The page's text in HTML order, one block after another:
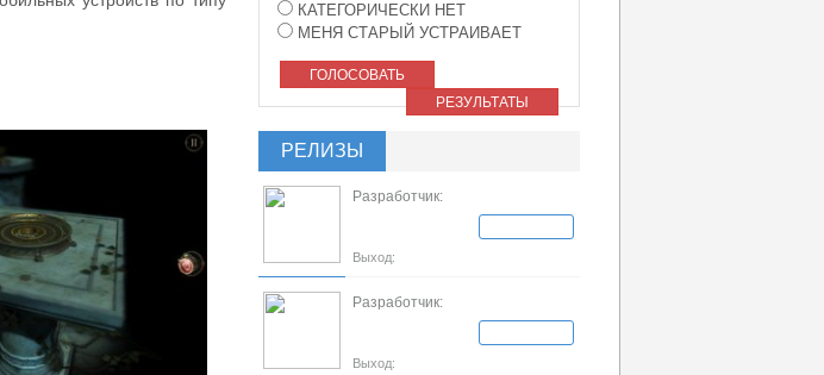
КАТЕГОРИЧЕСКИ НЕТ
МЕНЯ СТАРЫЙ УСТРАИВАЕТ
ГОЛОСОВАТЬ
РЕЗУЛЬТАТЫ
РЕЛИЗЫ
Разработчик:
Выход:
Разработчик:
Выход: